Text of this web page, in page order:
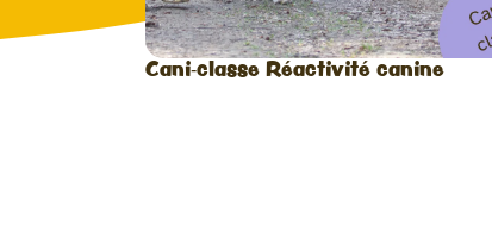
Cani-classe Réactivité canine